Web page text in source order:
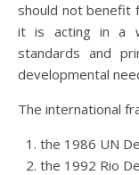
should not benefit
it is acting in a
standards and
developmental
The international
the 1986 UN
the 1992 Rio